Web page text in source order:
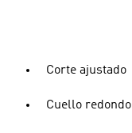
Corte ajustado
Cuello redondo